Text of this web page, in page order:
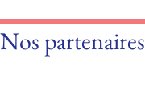
Nos partenaires